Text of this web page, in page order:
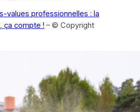
values professionnelles : la
ça compte ! – © Copyright